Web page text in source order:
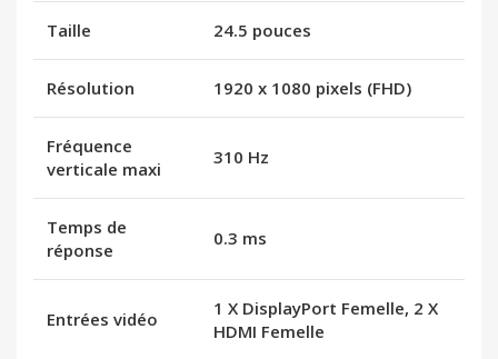
Taille 24.5 pouces
Résolution 1920 x 1080 pixels (FHD)
Fréquence
verticale maxi
310 Hz
Temps de
réponse
0.3 ms
Entrées vidéo
1 X DisplayPort Femelle, 2 X
HDMI Femelle